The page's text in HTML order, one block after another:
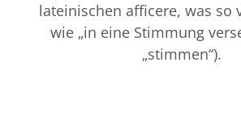
lateinischen afficere, was so
wie „in eine Stimmung
„stimmen“).